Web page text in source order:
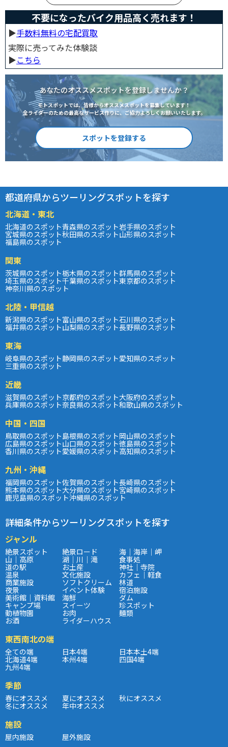
不要になったバイク用品高く売れます！
▶︎手数料無料の宅配買取
実際に売ってみた体験談
▶︎こちら
あなたのオススメスポットを登録しませんか？
モトスポットでは、皆様からオススメスポットを募集しています！
全ライダーのための最高なサービス作りに、ご協力よろしくお願いいたします。
スポットを登録する
都道府県からツーリングスポットを探す
北海道・東北
北海道のスポット青森県のスポット岩手県のスポット
宮城県のスポット秋田県のスポット山形県のスポット
福島県のスポット
関東
茨城県のスポット栃木県のスポット群馬県のスポット
埼玉県のスポット千葉県のスポット東京都のスポット
神奈川県のスポット
北陸・甲信越
新潟県のスポット富山県のスポット石川県のスポット
福井県のスポット山梨県のスポット長野県のスポット
東海
岐阜県のスポット静岡県のスポット愛知県のスポット
三重県のスポット
近畿
滋賀県のスポット京都府のスポット大阪府のスポット
兵庫県のスポット奈良県のスポット和歌山県のスポット
中国・四国
鳥取県のスポット島根県のスポット岡山県のスポット
広島県のスポット山口県のスポット徳島県のスポット
香川県のスポット愛媛県のスポット高知県のスポット
九州・沖縄
福岡県のスポット佐賀県のスポット長崎県のスポット
熊本県のスポット大分県のスポット宮崎県のスポット
鹿児島県のスポット沖縄県のスポット
詳細条件からツーリングスポットを探す
ジャンル
絶景スポット 絶景ロード 海｜海岸｜岬
山｜高原 湖｜川｜滝 食事処
道の駅 お土産 神社｜寺院
温泉 文化施設 カフェ｜軽食
商業施設 ソフトクリーム 林道
夜景 イベント体験 宿泊施設
美術館｜資料館 海鮮 ダム
キャンプ場 スイーツ 珍スポット
動植物園 お肉 麺類
お酒 ライダーハウス
東西南北の端
全ての端 日本4端 日本本土4端
北海道4端 本州4端 四国4端
九州4端
季節
春にオススメ 夏にオススメ 秋にオススメ
冬にオススメ 年中オススメ
施設
屋内施設 屋外施設